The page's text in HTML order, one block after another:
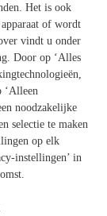
Het is ook
of wordt
vindt u onder
Door op ‘Alles
‘Alleen
noodzakelijke
selectie te maken
op elk
instellingen’ in